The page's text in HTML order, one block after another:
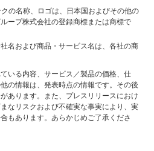
の名称、ロゴは、日本国およびその他の
ープ株式会社の登録商標または商標で
名および商品・サービス名は、各社の商
いる内容、サービス／製品の価格、仕
の情報は、発表時点の情報です。その後
あります。また、プレスリリースにおけ
なリスクおよび不確実な事実により、実
もあります。あらかじめご了承くださ